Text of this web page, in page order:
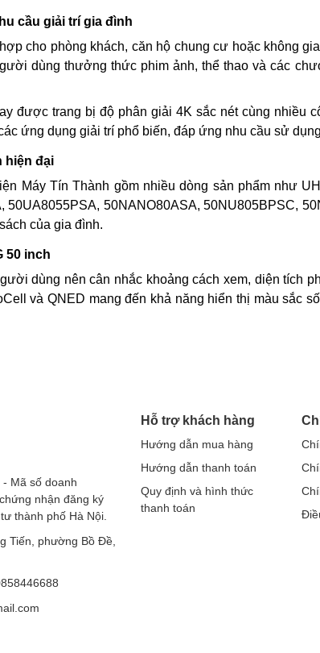
cầu giải trí gia đình
cho phòng khách, căn hộ chung cư hoặc không
dùng thưởng thức phim ảnh, thể thao và các
được trang bị độ phân giải 4K sắc nét cùng nhiều
ứng dụng giải trí phổ biến, đáp ứng nhu cầu sử
hiện đại
Máy Tín Thành gồm nhiều dòng sản phẩm như
50UA8055PSA, 50NANO80ASA, 50NU805BPSC,
của gia đình.
50 inch
dùng nên cân nhắc khoảng cách xem, diện tích
và QNED mang đến khả năng hiển thị màu sắc
Mã số doanh
nhận đăng ký
thành phố Hà Nội.
Tiến, phường Bồ Đề,
Hỗ trợ khách hàng
Hướng dẫn mua hàng
Hướng dẫn thanh toán
Quy định và hình thức
thanh toán